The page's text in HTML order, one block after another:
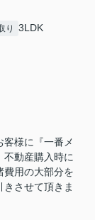
り 3LDK
客様に『一番メ
不動産購入時に
費用の大部分を
させて頂きま